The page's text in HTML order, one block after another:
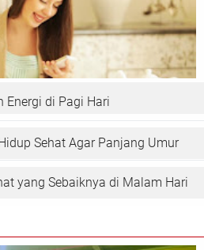
Energi di Pagi Hari
Sehat Agar Panjang Umur
yang Sebaiknya di Malam Hari